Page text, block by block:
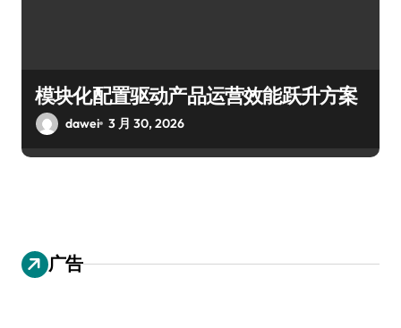
模块化配置驱动产品运营效能跃升方案
dawei 3 月 30, 2026
广告